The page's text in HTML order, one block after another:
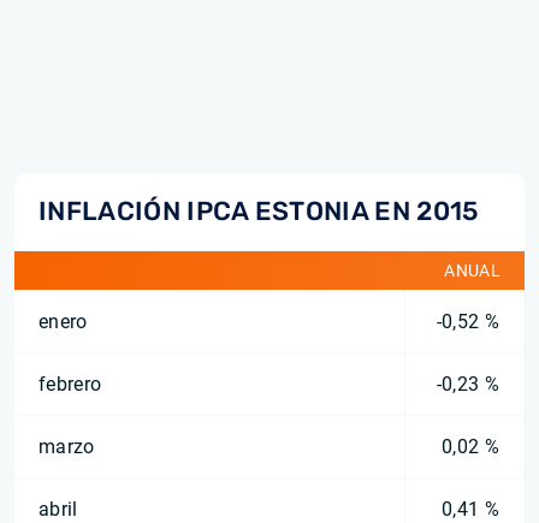
INFLACIÓN IPCA ESTONIA EN 2015
ANUAL
enero -0,52 %
febrero -0,23 %
marzo 0,02 %
abril 0,41 %